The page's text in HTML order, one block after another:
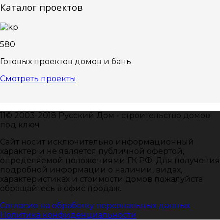
Каталог проектов
580
Готовых проектов домов и бань
Смотреть проекты
11© 2003-2018 Русский Дом - строительство домов
под ключ
Сайт носит исключительно информационный
характер и не является публичной офертой,
определяемой положениями ГК РФ. Для получения
подробной информации о наличии, видах,
характеристиках и стоимости домов пожалуйста
обращайтесь в офис продаж.
Согласие на обработку персональных данных
Политика конфиденциальности